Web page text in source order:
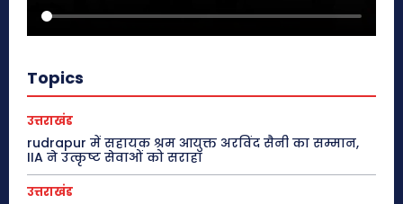
Topics
उत्तराखंड
rudrapur में सहायक श्रम आयुक्त अरविंद सैनी का सम्मान,
IIA ने उत्कृष्ट सेवाओं को सराहा
उत्तराखंड